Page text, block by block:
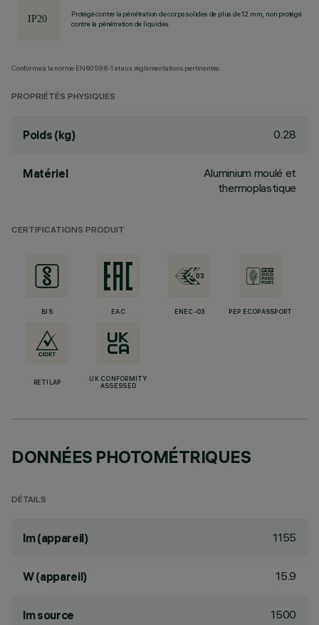
Protégé contre la pénétration de corps solides de plus de 12 mm, non protégé
contre la pénétration de liquides.
Conforme à la norme EN60598-1 et aux réglementations pertinentes.
PROPRIÉTÉS PHYSIQUES
Poids (kg) 0.28
Matériel
Aluminium moulé et
thermoplastique
CERTIFICATIONS PRODUIT
BIS EAC ENEC-03 PEP ECOPASSPORT
RETILAP
UK CONFORMITY
ASSESSED
DONNÉES PHOTOMÉTRIQUES
DÉTAILS
lm (appareil) 1155
W (appareil) 15.9
lm source 1500